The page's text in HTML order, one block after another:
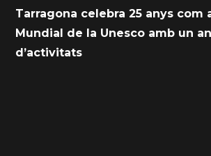
Tarragona celebra 25 anys com
Mundial de la Unesco amb un
d’activitats